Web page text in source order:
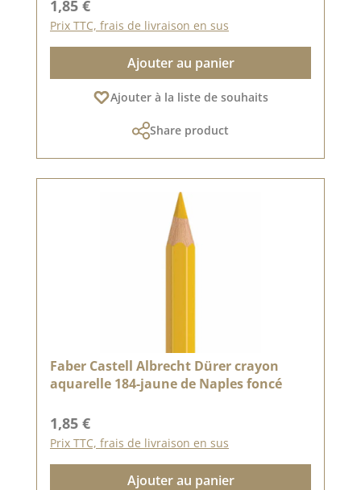
Prix régulier :
1,85 €
Prix TTC, frais de livraison en sus
Ajouter au panier
Ajouter à la liste de souhaits
Share product
Faber Castell Albrecht Dürer crayon
aquarelle 184-jaune de Naples foncé
Prix régulier :
1,85 €
Prix TTC, frais de livraison en sus
Ajouter au panier